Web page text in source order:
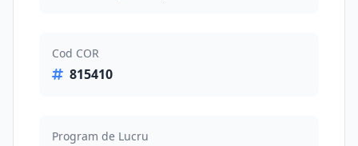
Cod COR
815410
Program de Lucru